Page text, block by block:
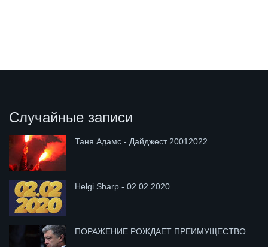
Случайные записи
Таня Адамс - Дайджест 20012022
Helgi Sharp - 02.02.2020
ПОРАЖЕНИЕ РОЖДАЕТ ПРЕИМУЩЕСТВО.